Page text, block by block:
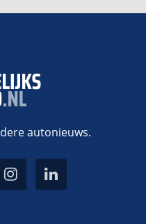
autonieuws.